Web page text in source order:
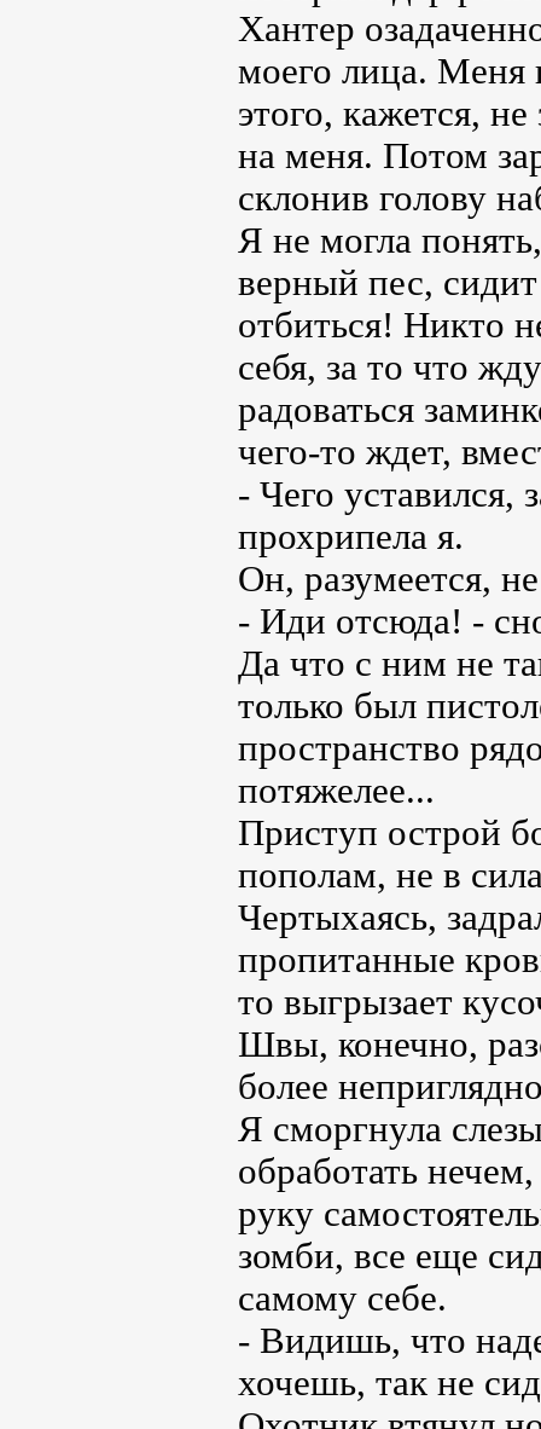
Хантер
моего лица. Меня
этого, кажется,
на меня. Потом
склонив голову
Я не могла
верный пес,
отбиться! Никто
себя, за то что
радоваться
чего-то ждет,
- Чего уставился,
прохрипела я.
Он, разумеется,
- Иди отсюда! -
Да что с ним не
только был
пространство
потяжелее...
Приступ острой
пополам, не в
Чертыхаясь,
пропитанные
то выгрызает
Швы, конечно,
более
Я сморгнула
обработать
руку
зомби, все еще
самому себе.
- Видишь, что
хочешь, так не